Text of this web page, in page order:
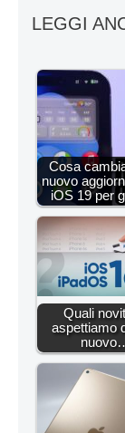
LEGGI
Cosa
nuovo
iOS 19 per
Quali
aspettiamo